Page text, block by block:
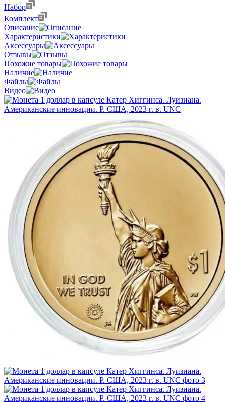
Набор
Комплект
Описание
Характеристики
Аксессуары
Отзывы
Похожие товары
Наличие
Файлы
Видео